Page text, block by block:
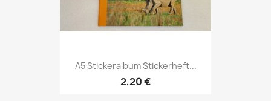
A5 Stickeralbum Stickerheft...
2,20 €